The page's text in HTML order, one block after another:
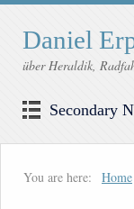
Daniel
über Heraldik,
Secondary
You are here: Home